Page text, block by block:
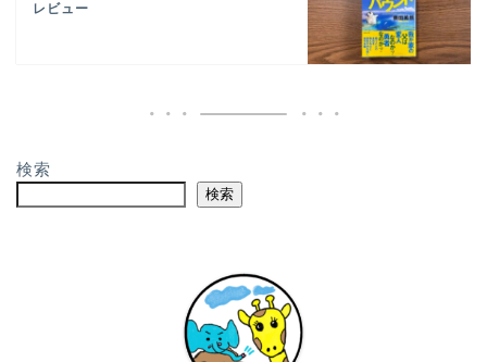
レビュー
検索
検索